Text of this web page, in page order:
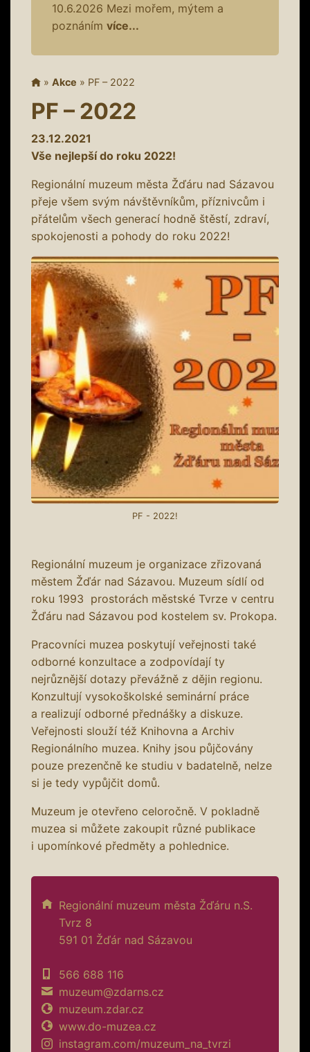
10.6.2026 Mezi mořem, mýtem a
poznáním více...
» Akce » PF – 2022
PF – 2022
23.12.2021
Vše nejlepší do roku 2022!
Regionální muzeum města Žďáru nad Sázavou
přeje všem svým návštěvníkům, příznivcům i
přátelům všech generací hodně štěstí, zdraví,
spokojenosti a pohody do roku 2022!
PF - 2022!
Regionální muzeum je organizace zřizovaná
městem Žďár nad Sázavou. Muzeum sídlí od
roku 1993 prostorách městské Tvrze v centru
Žďáru nad Sázavou pod kostelem sv. Prokopa.
Pracovníci muzea poskytují veřejnosti také
odborné konzultace a zodpovídají ty
nejrůznější dotazy převážně z dějin regionu.
Konzultují vysokoškolské seminární práce
a realizují odborné přednášky a diskuze.
Veřejnosti slouží též Knihovna a Archiv
Regionálního muzea. Knihy jsou půjčovány
pouze prezenčně ke studiu v badatelně, nelze
si je tedy vypůjčit domů.
Muzeum je otevřeno celoročně. V pokladně
muzea si můžete zakoupit různé publikace
i upomínkové předměty a pohlednice.
Regionální muzeum města Žďáru n.S.
Tvrz 8
591 01 Žďár nad Sázavou
566 688 116
muzeum@zdarns.cz
muzeum.zdar.cz
www.do-muzea.cz
instagram.com/muzeum_na_tvrzi